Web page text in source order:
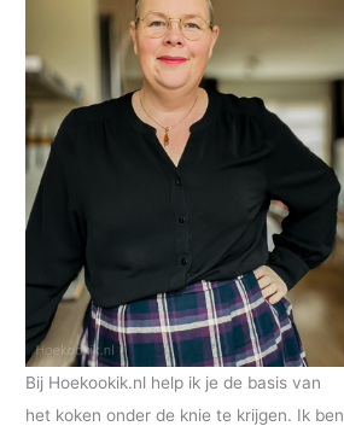
Bij Hoekookik.nl help ik je de basis van
het koken onder de knie te krijgen. Ik ben